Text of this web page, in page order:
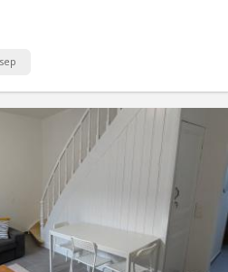
KM 2365
et meublée à louer en colocation
Fisch Club, 7000 Mons ✨ La maison
meublées : • 3 chambres
• 1 chambre à 380 €/mois + 60 €
de bain 🚽 2 toilettes 🍽️ Cuisine...